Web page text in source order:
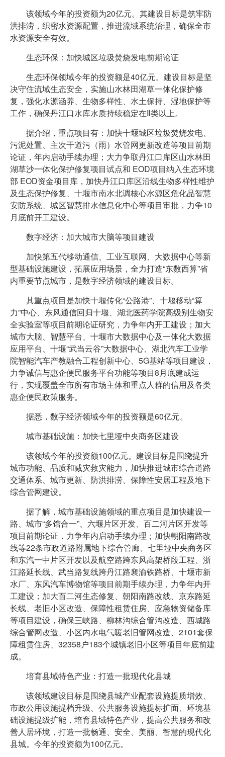
该领域今年的投资额为20亿元。其建设目标是筑牢防
洪排涝，织密水资源配置，推进流域系统治理，确保全市
水资源安全有效。
生态环保：加快城区垃圾焚烧发电前期论证
生态环保领域今年的投资额是40亿元。建设目标是坚
决守住流域生态安全，实施山水林田湖草一体化保护修
复，强化水源涵养、生物多样性、水土保持、湿地保护等
工作，确保丹江口水库水质持续稳定在Ⅱ类以上。
据介绍，重点项目有：加快十堰城区垃圾焚烧发电、
污泥处置、主次干道污（雨）水管网更新改造等项目前期
论证，年内启动手续办理；大力争取丹江口库区山水林田
湖草沙一体化保护修复项目试点和 EOD项目纳入生态环境
部 EOD资金项目库，加快丹江口库区沿线生物多样性维护
及生态保护修复、十堰市南水北调核心水源区危化品智慧
安防系统、城区智慧排水信息化中心等项目审批，力争10
月底前开工建设。
数字经济：加大城市大脑等项目建设
加快第五代移动通信、工业互联网、大数据中心等新
型基础设施建设，拓展应用场景，全力打造“东数西算”省
内重要节点城市，是数字经济领域的建设目标。
其重点项目是加快十堰传化“公路港”、十堰移动“算
力”中心、东风通信回归十堰、湖北医药学院高级别生物安
全实验室等项目前期论证研究，力争年内开工建设；加大
城市大脑、智慧平台、十堰市大数据中心及一体化大数据
应用平台、十堰“武当云谷”大数据中心、湖北汽车工业学
院智能汽车产教融合工程创新中心、5G基站等项目建设，
力争诚信与惠企便民服务平台功能等项目8月底建成运
行，实现覆盖全市所有市场主体和重点人群的信用及各类
惠企便民政策服务。
据悉，数字经济领域今年的投资额是60亿元。
城市基础设施：加快七里垭中央商务区建设
该领域今年的投资额100亿元。建设目标是围绕提升
城市功能、品质和减灾救灾能力，加快推进城市综合道路
交通体系、城市更新、防洪排涝、保障性安居工程及地下
综合管网建设。
据了解，城市基础设施领域的重点项目是加快建设一
路、城市“多馆合一”、六堰片区开发、百二河片区开发等
项目前期论证，力争年内启动手续办理；加快朝阳南路改
线等22条市政道路附属地下综合管廊、七里垭中央商务区
和东汽一中片区开发以及航空路跨东风高架桥段工程、浙
江路延长线、武当路复线跨丹江路襄渝铁路桥、十堰市新
水厂、东风汽车博物馆等项目前期手续办理，力争年内开
工建设；加大百二河生态修复、朝阳南路改线、京东路延
长线、老旧小区改造、保障性租赁住房、应急物资储备库
等项目建设，确保三峡路、柳林沟综合管沟改造、西城路
综合管网改造、小区内水电气暖老旧管网改造、2101套保
障租赁住房、32358户183个城镇老旧小区等项目年底前建
成。
培育县域特色产业：打造一批现代化县城
该领域建设目标是围绕县城产业配套设施提质增效、
市政公用设施提档升级、公共服务设施提标扩面、环境基
础设施提级扩能，培育县域特色产业，提高公共服务和改
善人居环境，打造一批畅通、安全、美丽、智慧的现代化
县城。今年的投资额为100亿元。